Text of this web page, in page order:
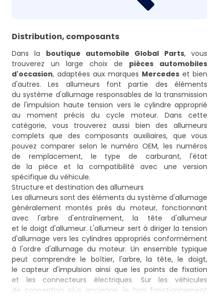
Distribution, composants
Dans la boutique automobile Global Parts, vous
trouverez un large choix de pièces automobiles
d'occasion, adaptées aux marques Mercedes et bien
d'autres. Les allumeurs font partie des éléments
du système d'allumage responsables de la transmission
de l'impulsion haute tension vers le cylindre approprié
au moment précis du cycle moteur. Dans cette
catégorie, vous trouverez aussi bien des allumeurs
complets que des composants auxiliaires, que vous
pouvez comparer selon le numéro OEM, les numéros
de remplacement, le type de carburant, l'état
de la pièce et la compatibilité avec une version
spécifique du véhicule.
Structure et destination des allumeurs
Les allumeurs sont des éléments du système d'allumage
généralement montés près du moteur, fonctionnant
avec l'arbre d'entraînement, la tête d'allumeur
et le doigt d'allumeur. L'allumeur sert à diriger la tension
d'allumage vers les cylindres appropriés conformément
à l'ordre d'allumage du moteur. Un ensemble typique
peut comprendre le boîtier, l'arbre, la tête, le doigt,
le capteur d'impulsion ainsi que les points de fixation
et les connecteurs électriques. Sur les véhicules
de conception plus ancienne, le bon fonctionnement